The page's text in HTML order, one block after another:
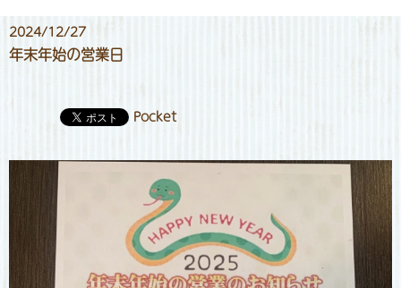
2024/12/27
年末年始の営業日
Pocket